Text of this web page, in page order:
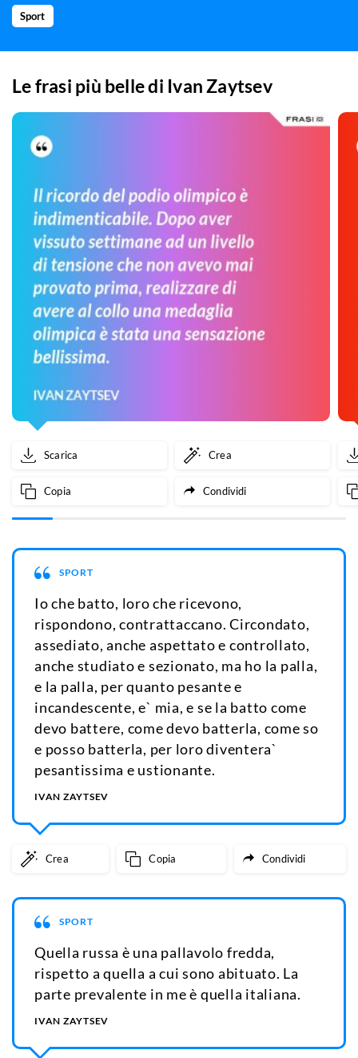
Sport
Le frasi più belle di Ivan Zaytsev
Scarica Crea
Copia Condividi
SPORT
Io che batto, loro che ricevono,
rispondono, contrattaccano. Circondato,
assediato, anche aspettato e controllato,
anche studiato e sezionato, ma ho la palla,
e la palla, per quanto pesante e
incandescente, e` mia, e se la batto come
devo battere, come devo batterla, come so
e posso batterla, per loro diventera`
pesantissima e ustionante.
IVAN ZAYTSEV
Crea Copia Condividi
SPORT
Quella russa è una pallavolo fredda,
rispetto a quella a cui sono abituato. La
parte prevalente in me è quella italiana.
IVAN ZAYTSEV